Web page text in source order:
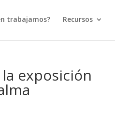
trabajamos? Recursos
exposición